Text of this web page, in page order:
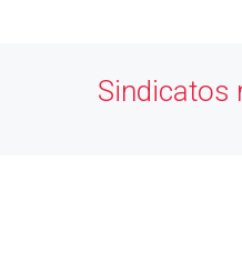
Sindicatos